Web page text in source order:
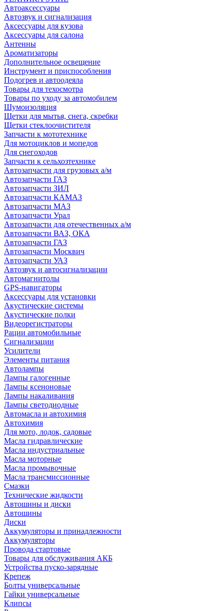
Автоаксессуары
Автозвук и сигнализация
Аксессуары для кузова
Аксессуары для салона
Антенны
Ароматизаторы
Дополнительное освещение
Инструмент и приспособления
Подогрев и автоодеяла
Товары для техосмотра
Товары по уходу за автомобилем
Шумоизоляция
Щетки для мытья, снега, скребки
Щетки стеклоочистителя
Запчасти к мототехнике
Для мотоциклов и мопедов
Для снегоходов
Запчасти к сельхозтехнике
Автозапчасти для грузовых а/м
Автозапчасти ГАЗ
Автозапчасти ЗИЛ
Автозапчасти КАМАЗ
Автозапчасти МАЗ
Автозапчасти Урал
Автозапчасти для отечественных а/м
Автозапчасти ВАЗ, ОКА
Автозапчасти ГАЗ
Автозапчасти Москвич
Автозапчасти УАЗ
Автозвук и автосигнализации
Автомагнитолы
GPS-навигаторы
Аксессуары для установки
Акустические системы
Акустические полки
Видеорегистраторы
Рации автомобильные
Сигнализации
Усилители
Элементы питания
Автолампы
Лампы галогенные
Лампы ксеноновые
Лампы накаливания
Лампы светодиодные
Автомасла и автохимия
Автохимия
Для мото, лодок, садовые
Масла гидравлические
Масла индустриальные
Масла моторные
Масла промывочные
Масла трансмиссионные
Смазки
Технические жидкости
Автошины и диски
Автошины
Диски
Аккумуляторы и принадлежности
Аккумуляторы
Провода стартовые
Товары для обслуживания АКБ
Устройства пуско-зарядные
Крепеж
Болты универсальные
Гайки универсальные
Клипсы